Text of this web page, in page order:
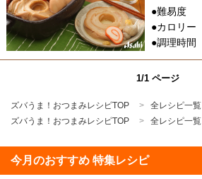
●難易度
●カロリー
●調理時間
1/1 ページ
ズバうま！おつまみレシピTOP 全レシピ一覧
ズバうま！おつまみレシピTOP
全レシピ一覧
今月のおすすめ 特集レシピ